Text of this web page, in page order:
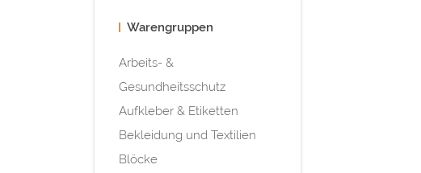
Warengruppen
Arbeits- &
Gesundheitsschutz
Aufkleber & Etiketten
Bekleidung und Textilien
Blöcke